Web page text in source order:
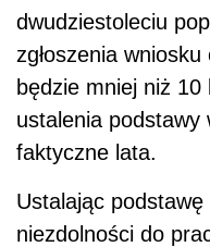
dwudziestoleciu
zgłoszenia
będzie mniej niż
ustalenia podstawy
faktyczne lata.
Ustalając
niezdolności do